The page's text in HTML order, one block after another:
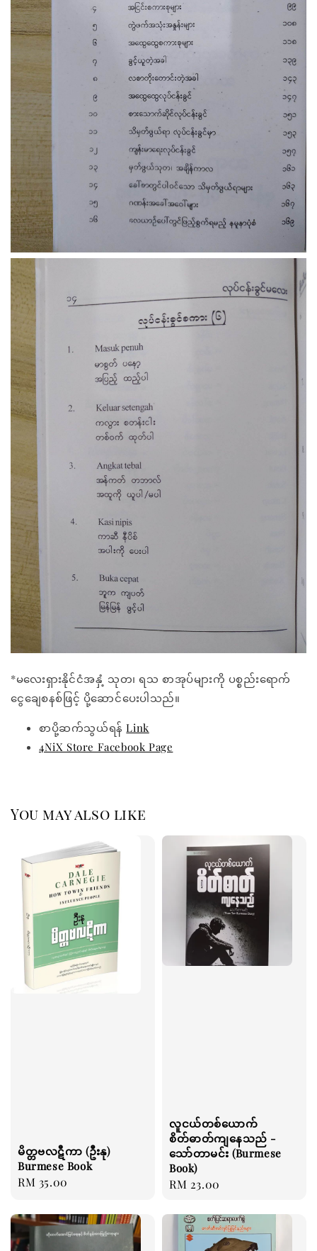
*မလေးရှားနိုင်ငံအနှံ့ သုတ၊ ရသ စာအုပ်များကို ပစ္စည်းရောက်
ငွေချေစနစ်ဖြင့် ပို့ဆောင်ပေးပါသည်။
စာပို့ဆက်သွယ်ရန်Link
4NiX Store Facebook Page
You may also like
မိတ္တဗလဋီကာ (ဦးနု)
Burmese Book
Regular
RM 35.00
လူငယ်တစ်ယောက်
စိတ်ဓာတ်ကျနေသည် -
သော်တာမင်း (Burmese
Book)
Regular
RM 23.00